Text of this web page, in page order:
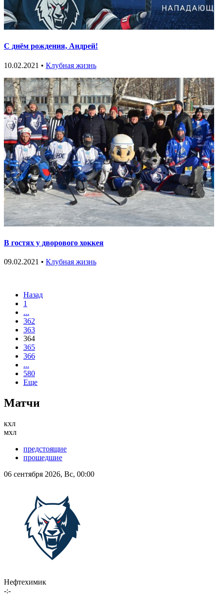
С днём рождения, Андрей!
10.02.2021 • Клубная жизнь
В гостях у дворового хоккея
09.02.2021 • Клубная жизнь
Назад
1
...
362
363
364
365
366
...
580
Еще
Матчи
кхл
мхл
предстоящие
прошедшие
06 сентября 2026, Вс, 00:00
Нефтехимик
-:-